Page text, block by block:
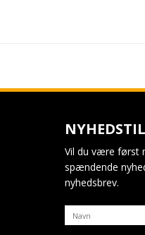
Vil du være først
spændende
nyhedsbrev.